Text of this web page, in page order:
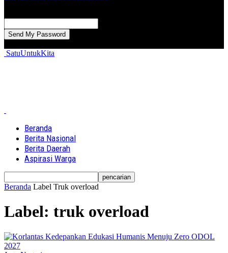
SatuUntukKita
Beranda
Berita Nasional
Berita Daerah
Aspirasi Warga
Beranda Label Truk overload
Label: truk overload